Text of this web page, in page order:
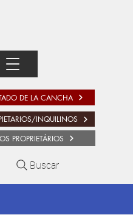
OS PROPRIETÁRIOS
DE LA CANCHA
INQUILINOS
Buscar